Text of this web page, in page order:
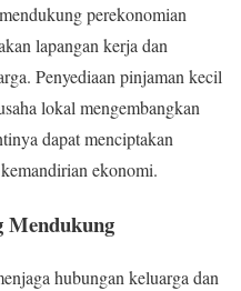
perekonomian
lapangan kerja dan
Penyediaan pinjaman kecil
lokal mengembangkan
dapat menciptakan
ekonomi.
Mendukung
hubungan keluarga dan